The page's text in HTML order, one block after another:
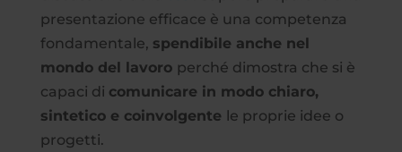
presentazione efficace è una competenza
fondamentale, spendibile anche nel
mondo del lavoro perché dimostra che si è
capaci di comunicare in modo chiaro,
sintetico e coinvolgente le proprie idee o
progetti.